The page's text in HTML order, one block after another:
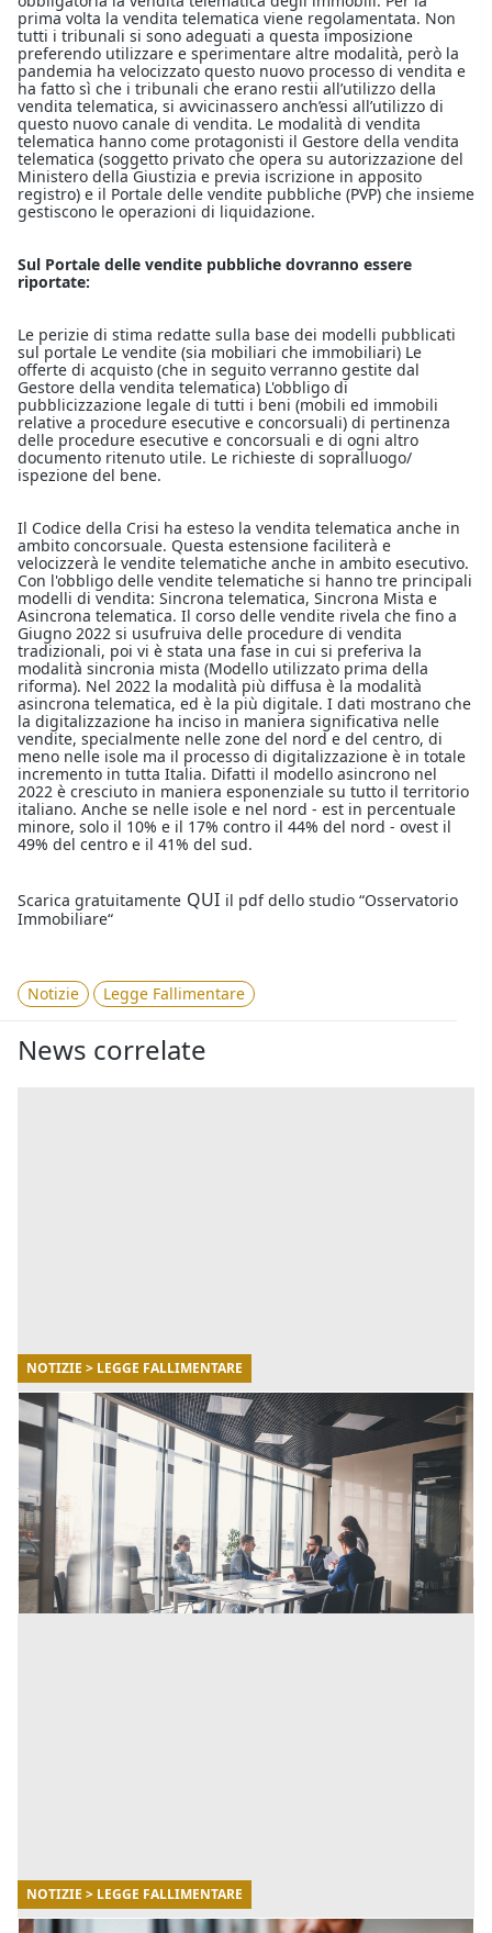
prima volta la vendita telematica viene regolamentata. Non
tutti i tribunali si sono adeguati a questa imposizione
preferendo utilizzare e sperimentare altre modalità, però la
pandemia ha velocizzato questo nuovo processo di vendita e
ha fatto sì che i tribunali che erano restii all’utilizzo della
vendita telematica, si avvicinassero anch’essi all’utilizzo di
questo nuovo canale di vendita. Le modalità di vendita
telematica hanno come protagonisti il Gestore della vendita
telematica (soggetto privato che opera su autorizzazione del
Ministero della Giustizia e previa iscrizione in apposito
registro) e il Portale delle vendite pubbliche (PVP) che insieme
gestiscono le operazioni di liquidazione.
Sul Portale delle vendite pubbliche dovranno essere
riportate:
Le perizie di stima redatte sulla base dei modelli pubblicati
sul portale Le vendite (sia mobiliari che immobiliari) Le
offerte di acquisto (che in seguito verranno gestite dal
Gestore della vendita telematica) L'obbligo di
pubblicizzazione legale di tutti i beni (mobili ed immobili
relative a procedure esecutive e concorsuali) di pertinenza
delle procedure esecutive e concorsuali e di ogni altro
documento ritenuto utile. Le richieste di sopralluogo/
ispezione del bene.
Il Codice della Crisi ha esteso la vendita telematica anche in
ambito concorsuale. Questa estensione faciliterà e
velocizzerà le vendite telematiche anche in ambito esecutivo.
Con l'obbligo delle vendite telematiche si hanno tre principali
modelli di vendita: Sincrona telematica, Sincrona Mista e
Asincrona telematica. Il corso delle vendite rivela che fino a
Giugno 2022 si usufruiva delle procedure di vendita
tradizionali, poi vi è stata una fase in cui si preferiva la
modalità sincronia mista (Modello utilizzato prima della
riforma). Nel 2022 la modalità più diffusa è la modalità
asincrona telematica, ed è la più digitale. I dati mostrano che
la digitalizzazione ha inciso in maniera significativa nelle
vendite, specialmente nelle zone del nord e del centro, di
meno nelle isole ma il processo di digitalizzazione è in totale
incremento in tutta Italia. Difatti il modello asincrono nel
2022 è cresciuto in maniera esponenziale su tutto il territorio
italiano. Anche se nelle isole e nel nord - est in percentuale
minore, solo il 10% e il 17% contro il 44% del nord - ovest il
49% del centro e il 41% del sud.
Scarica gratuitamente QUI il pdf dello studio “Osservatorio
Immobiliare“
Notizie Legge Fallimentare
News correlate
NOTIZIE > LEGGE FALLIMENTARE
30/03/2023
Società di fatto: cosa succede in caso di crisi
d’impresa
In caso di crisi d'impresa, la forma societaria scelta dal
soggetto imprenditoriale può avere un impatto
significativo sulla risoluzione del problema. [...]
NOTIZIE > LEGGE FALLIMENTARE